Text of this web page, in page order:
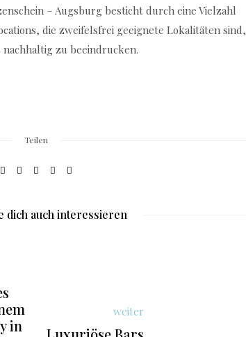
– Augsburg besticht durch eine Vielzahl
die zweifelsfrei geeignete Lokalitäten sind,
zu beeindrucken.
Teilen
dich auch interessieren
in
weiter